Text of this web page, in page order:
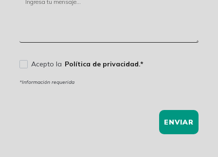
Acepto la Política de privacidad.*
*Información requerida
ENVIAR